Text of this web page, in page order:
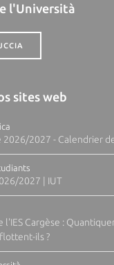
l'Università
sites web
2026/2027 - Calendrier
2027 | IUT
l'IES Cargèse :
ils ?